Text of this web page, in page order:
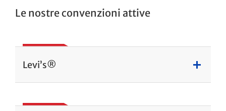
Le nostre convenzioni attive
Levi’s®